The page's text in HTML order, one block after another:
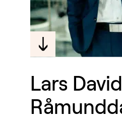
Lars David